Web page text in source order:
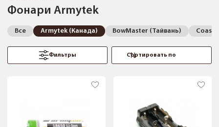
Фонари Armytek
Все Armytek (Канада) BowMaster (Тайвань) Coast
Фильтры